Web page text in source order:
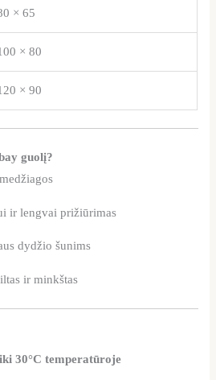
× 65
× 80
× 90
guolį?
ir lengvai prižiūrimas
dydžio šunims
ir minkštas
iki 30°C temperatūroje